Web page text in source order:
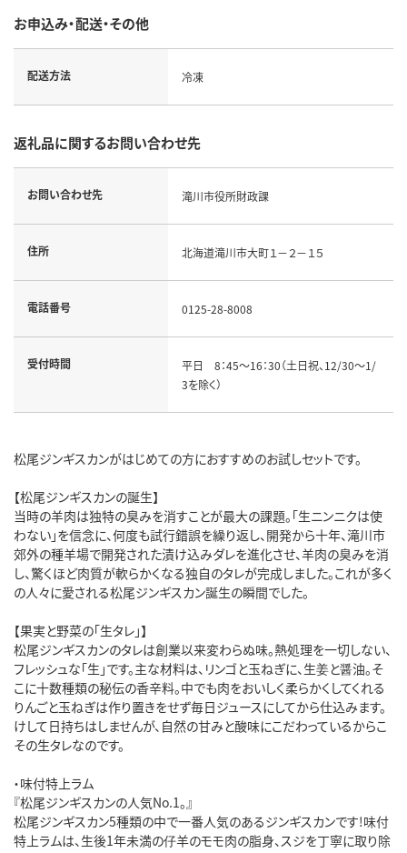
お申込み・配送・その他
配送方法 冷凍
返礼品に関するお問い合わせ先
お問い合わせ先 滝川市役所財政課
住所 北海道滝川市大町１－２－１５
電話番号 0125-28-8008
受付時間
平日 8：45～16：30（土日祝、12/30～1/
3を除く）
松尾ジンギスカンがはじめての方におすすめのお試しセットです。
【松尾ジンギスカンの誕生】
当時の羊肉は独特の臭みを消すことが最大の課題。「生ニンニクは使
わない」を信念に、何度も試行錯誤を繰り返し、開発から十年、滝川市
郊外の種羊場で開発された漬け込みダレを進化させ、羊肉の臭みを消
し、驚くほど肉質が軟らかくなる独自のタレが完成しました。これが多く
の人々に愛される松尾ジンギスカン誕生の瞬間でした。
【果実と野菜の「生タレ」】
松尾ジンギスカンのタレは創業以来変わらぬ味。熱処理を一切しない、
フレッシュな「生」です。主な材料は、リンゴと玉ねぎに、生姜と醤油。そ
こに十数種類の秘伝の香辛料。中でも肉をおいしく柔らかくしてくれる
りんごと玉ねぎは作り置きをせず毎日ジュースにしてから仕込みます。
けして日持ちはしませんが、自然の甘みと酸味にこだわっているからこ
その生タレなのです。
・味付特上ラム
『松尾ジンギスカンの人気No.1。』
松尾ジンギスカン5種類の中で一番人気のあるジンギスカンです!味付
特上ラムは、生後1年未満の仔羊のモモ肉の脂身、スジを丁寧に取り除